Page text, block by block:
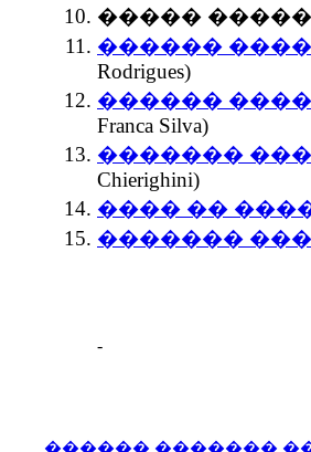
����� �������
������
Rodrigues)
������
Franca Silva)
�������
Chierighini)
���� ��
�������
-
������ �������